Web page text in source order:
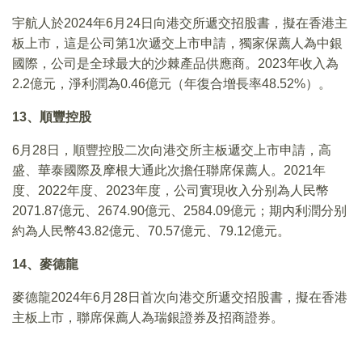
宇航人於2024年6月24日向港交所遞交招股書，擬在香港主
板上市，這是公司第1次遞交上市申請，獨家保薦人為中銀
國際，公司是全球最大的沙棘產品供應商。2023年收入為
2.2億元，淨利潤為0.46億元（年復合增長率48.52%）。
13、順豐控股
6月28日，順豐控股二次向港交所主板遞交上市申請，高
盛、華泰國際及摩根大通此次擔任聯席保薦人。2021年
度、2022年度、2023年度，公司實現收入分别為人民幣
2071.87億元、2674.90億元、2584.09億元；期内利潤分别
約為人民幣43.82億元、70.57億元、79.12億元。
14、麥德龍
麥德龍2024年6月28日首次向港交所遞交招股書，擬在香港
主板上市，聯席保薦人為瑞銀證券及招商證券。